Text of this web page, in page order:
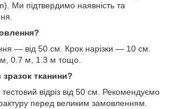
Ми підтвердимо наявність та
— від 50 см. Крок нарізки — 10 см.
0.7 м, 1.3 м тощо.
тканини?
відріз від 50 см. Рекомендуємо
перед великим замовленням.